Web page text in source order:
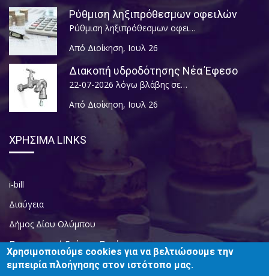
Ρύθμιση ληξιπρόθεσμων οφειλών
Ρύθμιση ληξιπρόθεσμων οφει…
Από Διοίκηση, Ιουλ 26
Διακοπή υδροδότησης Νέα Έφεσο
22-07-2026 λόγω βλάβης σε…
Από Διοίκηση, Ιουλ 26
ΧΡΗΣΙΜΑ LINKS
i-bill
Διαύγεια
Δήμος Δίου Ολύμπου
Περιφερειακή Ενότητα Πιερίας
Χρησιμοποιούμε cookies για να βελτιώσουμε την
εμπειρία πλοήγησης στον ιστότοπο μας.